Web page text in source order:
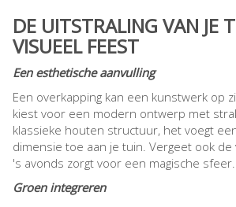
DE UITSTRALING VAN JE
VISUEEL FEEST
Een esthetische aanvulling
Een overkapping kan een kunstwerk op
kiest voor een modern ontwerp met
klassieke houten structuur, het voegt
dimensie toe aan je tuin. Vergeet ook de
's avonds zorgt voor een magische sfeer.
Groen integreren